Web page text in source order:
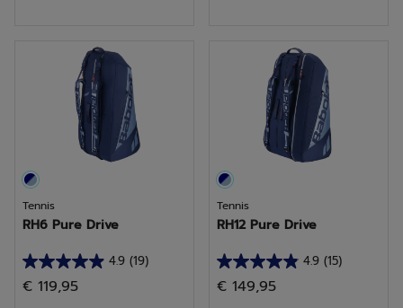
recensioni
recensioni
Tennis
RH6 Pure Drive
4.9 (19)
4.9
su
€ 119,95
Tennis
RH12 Pure Drive
4.9 (15)
4.9
su
€ 149,95